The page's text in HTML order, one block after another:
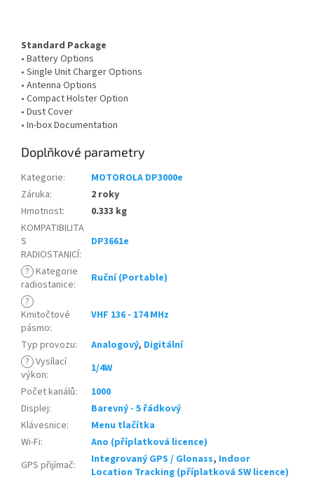
Standard Package
• Battery Options
• Single Unit Charger Options
• Antenna Options
• Compact Holster Option
• Dust Cover
• In-box Documentation
Doplňkové parametry
Kategorie:
MOTOROLA DP3000e
Záruka:
2 roky
Hmotnost:
0.333 kg
KOMPATIBILITA
S
RADIOSTANICÍ:
DP3661e
? Kategorie
radiostanice:
Ruční (Portable)
?
Kmitočtové
pásmo:
VHF 136 - 174 MHz
Typ provozu: Analogový, Digitální
? Vysílací
výkon:
1/4W
Počet kanálů:
1000
Displej:
Barevný - 5 řádkový
Klávesnice:
Menu tlačítka
Wi-Fi:
Ano (příplatková licence)
GPS přijímač: Integrovaný GPS / Glonass, Indoor
Location Tracking (příplatková SW licence)